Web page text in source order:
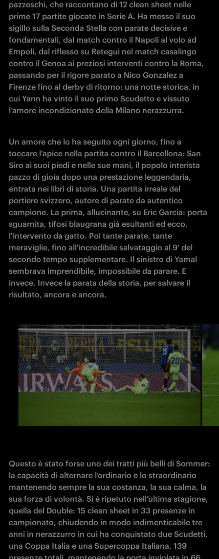
pazzeschi, che raccontano di 12 clean sheet nelle
prime 17 partite giocate in Serie A. Ha messo il suo
sigillo sulla Seconda Stella con parate decisive e
fondamentali, dal match contro il Napoli al volo ad
Empoli, dal riflesso su Retegui nel match casalingo
contro il Genoa ai preziosi interventi contro la Roma,
passando per il rigore parato a Nico Gonzalez a
Firenze fino al derby di ritorno: una notte storica, in
cui Yann ha vinto il suo primo Scudetto e vissuto
l’amore incondizionato della Milano nerazzurra.
Un amore che lo ha seguito ogni giorno, fino a
toccare l’apice nella partita contro il Barcellona: San
Siro ai suoi piedi e nelle sue mani, il popolo interista
pazzo di gioia dopo una prestazione leggendaria,
entrata nei libri di storia. Una partita irreale del
portiere svizzero, autore di parate da autentico
campione. La prima, allucinante, su Eric Garcia: porta
sguarnita, tifosi blaugrana già esultanti ed ecco,
l'intervento da gatto. Poi tante parate, tante
meraviglie, fino all'incredibile salvataggio al 9' del
secondo tempo supplementare. Il sinistro di Yamal
sembrava imprendibile, impossibile da parare. E
invece. Invece la parata della storia, per salvare il
risultato, ancora e ancora.
Questo è stato forse uno dei tratti più belli di Sommer:
la capacità di alternare l’ordinario e lo straordinario
mantenendo sempre la sua costanza, la sua calma, la
sua forza di volontà. Si è ripetuto nell’ultima stagione,
quella del Double: 15 clean sheet in 33 presenze in
campionato, chiudendo in modo indimenticabile tre
anni in nerazzurro in cui ha conquistato due Scudetti,
una Coppa Italia e una Supercoppa Italiana. 139